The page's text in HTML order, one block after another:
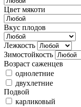
Цвет мякоти
Вкус плодов
Лежкость
Зимостойкость
Возраст саженцев
однолетние
двухлетние
Подвой
карликовый